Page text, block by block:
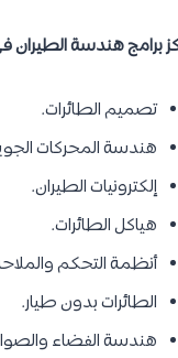
برامج هندسة الطيران
تصميم الطائرات.
هندسة المحركات
إلكترونيات الطيران.
هياكل الطائرات.
أنظمة التحكم
الطائرات بدون طيار.
هندسة الفضاء